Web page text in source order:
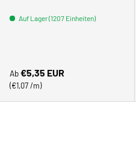
Auf Lager (1207 Einheiten)
Normaler Preis
Ab€5,35 EUR
Grundpreis
€1,07 /m